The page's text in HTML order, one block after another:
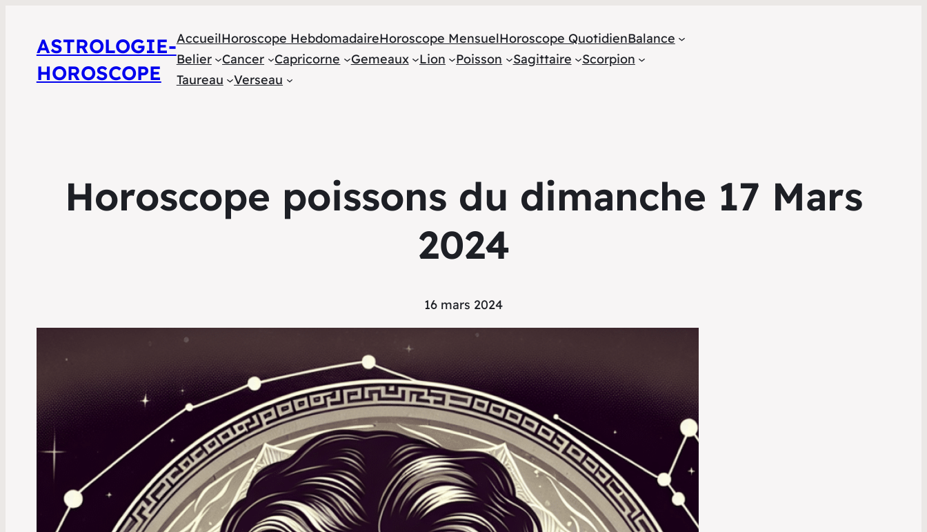
ASTROLOGIE-
HOROSCOPE
AccueilHoroscope HebdomadaireHoroscope MensuelHoroscope QuotidienBalance
Belier
Cancer Capricorne Gemeaux Lion Poisson Sagittaire
Scorpion
Taureau
Verseau
Horoscope poissons du dimanche 17 Mars
2024
16 mars 2024